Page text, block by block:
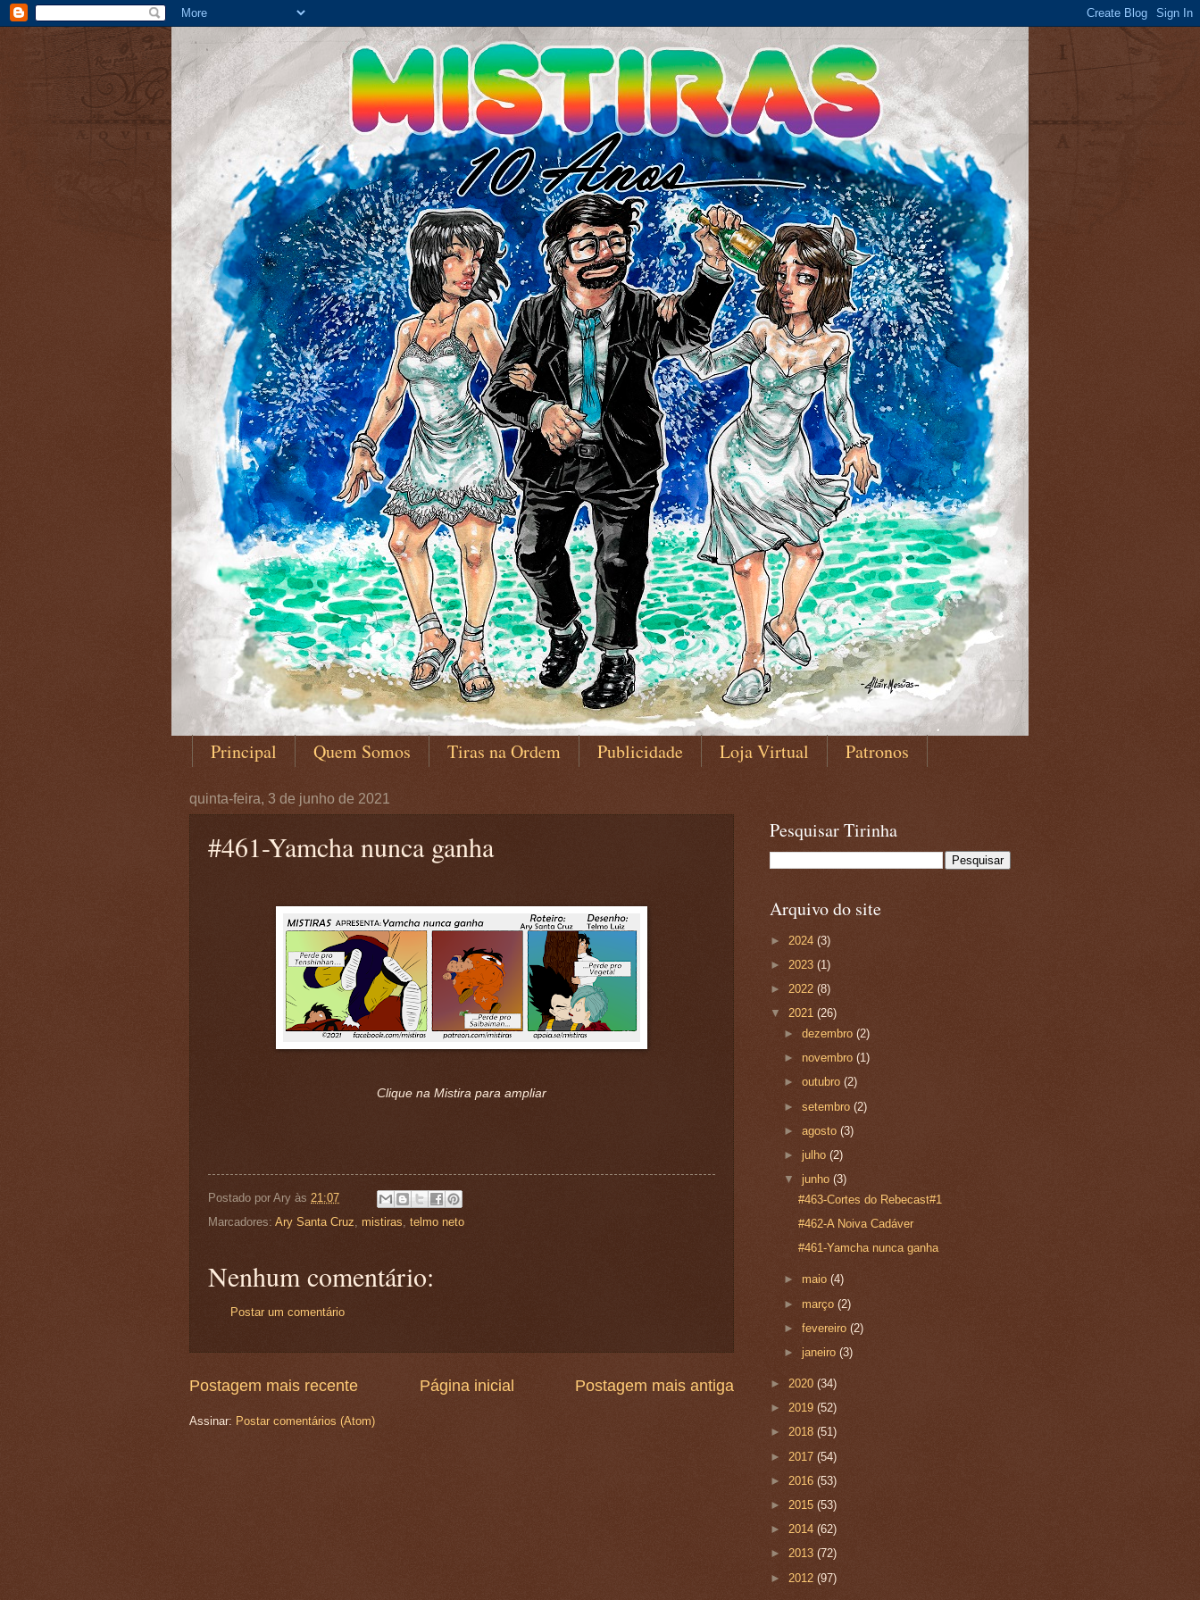
Principal Quem Somos Tiras na Ordem Publicidade Loja Virtual Patronos
quinta-feira, 3 de junho de 2021
#461-Yamcha nunca ganha
Clique na Mistira para ampliar
Postado por Ary às 21:07
Marcadores: Ary Santa Cruz mistiras telmo neto
Nenhum comentário:
Postar um comentário
Postagem mais recente Postagem mais antiga
Página inicial
Assinar: Postar comentários (Atom)
Pesquisar Tirinha
Arquivo do site
► 2024 (3)
► 2023 (1)
► 2022 (8)
▼ 2021 (26)
►dezembro(2)
►novembro(1)
►outubro(2)
►setembro(2)
►agosto(3)
► julho(2)
▼ junho(3)
#463-Cortes do Rebecast#1
#462-A Noiva Cadáver
#461-Yamcha nunca ganha
►maio(4)
► março(2)
►fevereiro(2)
► janeiro(3)
► 2020 (34)
► 2019 (52)
► 2018 (51)
► 2017 (54)
► 2016 (53)
► 2015 (53)
► 2014 (62)
► 2013 (72)
► 2012 (97)